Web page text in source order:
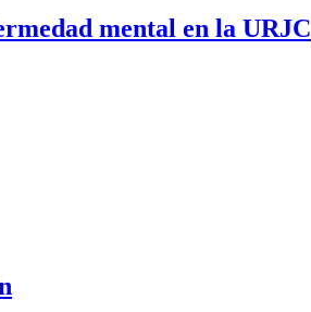
mental en la URJC